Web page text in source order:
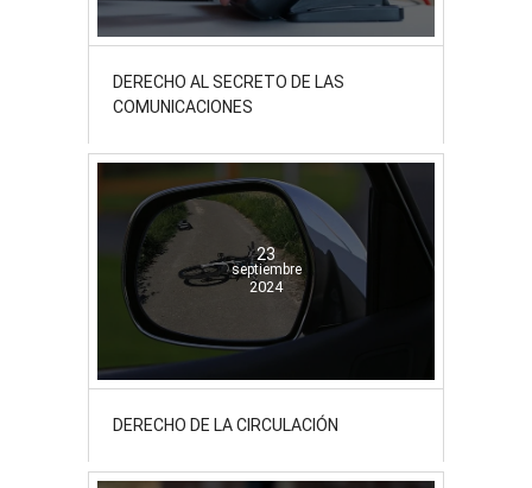
DERECHO AL SECRETO DE LAS
COMUNICACIONES
23
septiembre
2024
DERECHO DE LA CIRCULACIÓN